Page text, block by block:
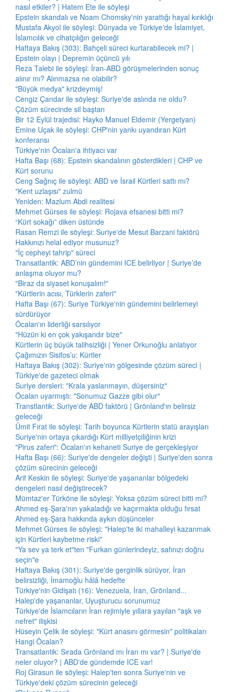
nasıl etkiler? | Hatem Ete ile söyleşi
Epstein skandalı ve Noam Chomsky'nin yarattığı hayal kırıklığı
Mustafa Akyol ile söyleşi: Dünyada ve Türkiye'de İslamiyet,
İslamcılık ve cihatçılığın geleceği
Haftaya Bakış (303): Bahçeli süreci kurtarabilecek mi? |
Epstein olayı | Depremin üçüncü yılı
Reza Talebi ile söyleşi: İran-ABD görüşmelerinden sonuç
alınır mı? Alınmazsa ne olabilir?
"Büyük medya" krizdeymiş!
Cengiz Çandar ile söyleşi: Suriye'de aslında ne oldu?
Çözüm sürecinde sil baştan
Bir 12 Eylül trajedisi: Hayko Manuel Eldemir (Yergetyan)
Emine Uçak ile söyleşi: CHP'nin yankı uyandıran Kürt
konferansı
Türkiye'nin Öcalan'a ihtiyacı var
Hafta Başı (68): Epstein skandalının gösterdikleri | CHP ve
Kürt sorunu
Ceng Sağnıç ile söyleşi: ABD ve İsrail Kürtleri sattı mı?
"Kent uzlaşısı" zulmü
Yeniden: Mazlum Abdi realitesi
Mehmet Gürses ile söyleşi: Rojava efsanesi bitti mi?
“Kürt sokağı” diken üstünde
Rasan Remzi ile söyleşi: Suriye'de Mesut Barzani faktörü
Hakkınızı helal ediyor musunuz?
"İç cepheyi tahrip" süreci
Transatlantik: ABD’nin gündemini ICE belirliyor | Suriye’de
anlaşma oluyor mu?
"Biraz da siyaset konuşalım!"
"Kürtlerin acısı, Türklerin zaferi"
Hafta Başı (67): Suriye Türkiye'nin gündemini belirlemeyi
sürdürüyor
Öcalan'ın liderliği sarsılıyor
"Hüzün ki en çok yakışandır bize"
Kürtlerin üç büyük talihsizliği | Yener Orkunoğlu anlatıyor
Çağımızın Sisifos’u: Kürtler
Haftaya Bakış (302): Suriye'nin gölgesinde çözüm süreci |
Türkiye'de gazeteci olmak
Suriye dersleri: "Krala yaslanmayın, düşersiniz"
Öcalan uyarmıştı: "Sonumuz Gazze gibi olur"
Transtlantik: Suriye'de ABD faktörü | Grönland'ın belirsiz
geleceği
Ümit Fırat ile söyleşi: Tarih boyunca Kürtlerin statü arayışları
Suriye'nin ortaya çıkardığı Kürt milliyetçiliğinin krizi
"Pirus zaferi": Öcalan'ın kehaneti Suriye de gerçekleşiyor
Hafta Başı (66): Suriye'de dengeler değişti | Suriye'den sonra
çözüm sürecinin geleceği
Arif Keskin ile söyleşi: Suriye'de yaşananlar bölgedeki
dengeleri nasıl değiştirecek?
Mümtaz'er Türköne ile söyleşi: Yoksa çözüm süreci bitti mi?
Ahmed eş-Şara'nın yakaladığı ve kaçırmakta olduğu fırsat
Ahmed eş-Şara hakkında aykırı düşünceler
Mehmet Gürses ile söyleşi: "Halep'te iki mahalleyi kazanmak
için Kürtleri kaybetme riski"
"Ya sev ya terk et"ten "Furkan günlerindeyiz, safınızı doğru
seçin"e
Haftaya Bakış (301): Suriye'de gerginlik sürüyor, İran
belirsizliği, İmamoğlu hâlâ hedefte
Türkiye'nin Gidişatı (16): Venezuela, İran, Grönland...
Halep'de yaşananlar, Uyuşturucu sorunumuz
Türkiye'de İslamcıların İran rejimiyle yıllara yayılan "aşk ve
nefret" ilişkisi
Hüseyin Çelik ile söyleşi: "Kürt anasını görmesin" politikaları
Hangi Öcalan?
Transatlantik: Sırada Grönland mı İran mı var? | Suriye'de
neler oluyor? | ABD'de gündemde ICE var!
Roj Girasun ile söyleşi: Halep'ten sonra Suriye'nin ve
Türkiye'deki çözüm sürecinin geleceği